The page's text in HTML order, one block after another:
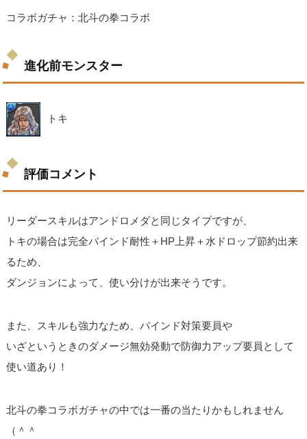
コラボガチャ：北斗の拳コラボ
進化前モンスター
トキ
評価コメント
リーダースキルはアンドロメダと同じタイプですが、
トキの場合は完全バインド耐性＋HP上昇＋水ドロップ節約出来
るため、
ダンジョンによって、使い分けが出来そうです。
また、スキルも強力なため、バインド対策要員や
いざというときのダメージ無効発動で防御力アップ要員として
使い道あり！
北斗の拳コラボガチャの中では一番の当たりかもしれません
（＾＾